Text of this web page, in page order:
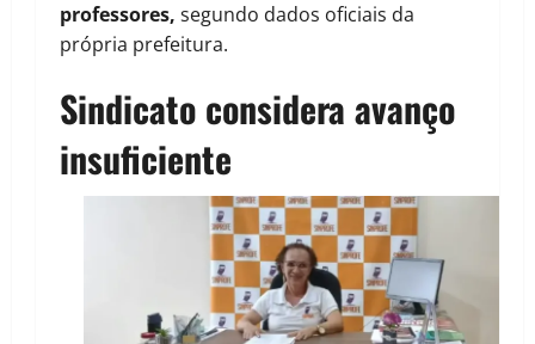
professores, segundo dados oficiais da
própria prefeitura.
Sindicato considera avanço
insuficiente